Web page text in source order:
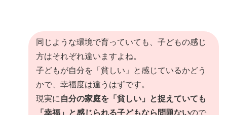
同じような環境で育っていても、子どもの感じ
方はそれぞれ違いますよね。
子どもが自分を「貧しい」と感じているかどう
かで、幸福度は違うはずです。
現実に 自分の家庭を「貧しい」と捉えていても
「幸福」と感じられる子どもなら問題ないので